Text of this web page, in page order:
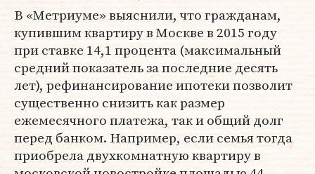
В «Метриуме» выяснили, что гражданам,
купившим квартиру в Москве в 2015 году
при ставке 14,1 процента (максимальный
средний показатель за последние десять
лет), рефинансирование ипотеки позволит
существенно снизить как размер
ежемесячного платежа, так и общий долг
перед банком. Например, если семья тогда
приобрела двухкомнатную квартиру в